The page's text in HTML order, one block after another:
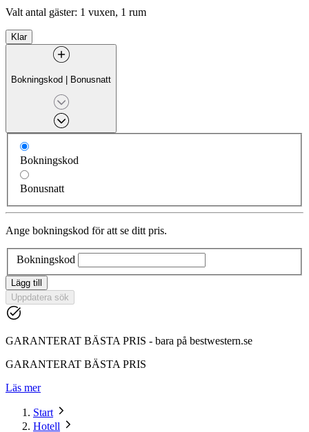
Valt antal gäster: 1 vuxen, 1 rum
Klar
Bokningskod | Bonusnatt
Bokningskod
Bonusnatt
Ange bokningskod för att se ditt pris.
Bokningskod
Lägg till
Uppdatera sök
GARANTERAT BÄSTA PRIS - bara på bestwestern.se
GARANTERAT BÄSTA PRIS
Läs mer
Start
Hotell